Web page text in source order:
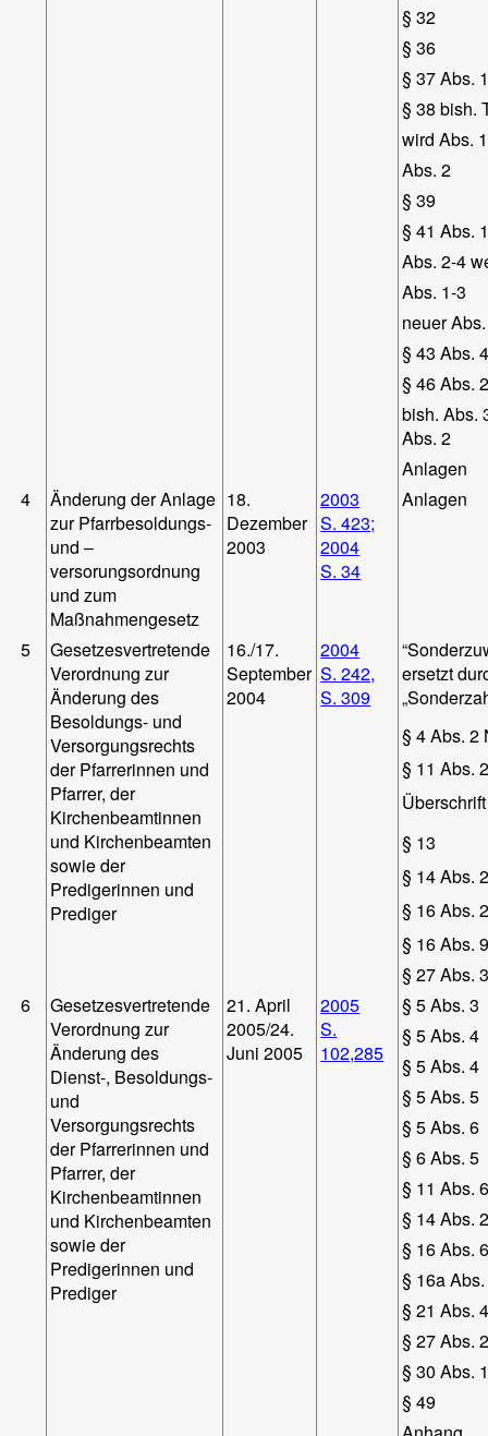
§ 32
§ 36
§ 37 Abs.
§ 38 bish.
wird Abs. 1
Abs. 2
§ 39
§ 41 Abs.
Abs. 2-4
Abs. 1-3
neuer
§ 43 Abs.
§ 46 Abs.
bish. Abs.
Abs. 2
Anlagen
4
Änderung der Anlage
zur Pfarrbesoldungs-
und –
versorungsordnung
und zum
Maßnahmengesetz
18.
Dezember
2003
2003
S. 423;
2004
S. 34
Anlagen
5
Gesetzesvertretende
Verordnung zur
Änderung des
Besoldungs- und
Versorgungsrechts
der Pfarrerinnen und
Pfarrer, der
Kirchenbeamtinnen
und Kirchenbeamten
sowie der
Predigerinnen und
Prediger
16./17.
September
2004
2004
S. 242,
S. 309
ersetzt
§ 4 Abs. 2
§ 11 Abs.
§ 13
§ 14 Abs.
§ 16 Abs.
§ 16 Abs.
§ 27 Abs.
6
Gesetzesvertretende
Verordnung zur
Änderung des
Dienst-, Besoldungs-
und
Versorgungsrechts
der Pfarrerinnen und
Pfarrer, der
Kirchenbeamtinnen
und Kirchenbeamten
sowie der
Predigerinnen und
Prediger
21. April
2005/24.
Juni 2005
2005
S.
102,285
§ 5 Abs. 3
§ 5 Abs. 4
§ 5 Abs. 4
§ 5 Abs. 5
§ 5 Abs. 6
§ 6 Abs. 5
§ 11 Abs.
§ 14 Abs.
§ 16 Abs.
§ 16a
§ 21 Abs.
§ 27 Abs.
§ 30 Abs.
§ 49